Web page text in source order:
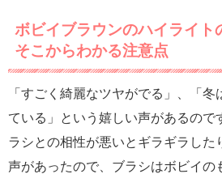
ボビイブラウンのハイライト
そこからわかる注意点
「すごく綺麗なツヤがでる」、「
ている」という嬉しい声があるので
ラシとの相性が悪いとギラギラした
声があったので、ブラシはボビイの